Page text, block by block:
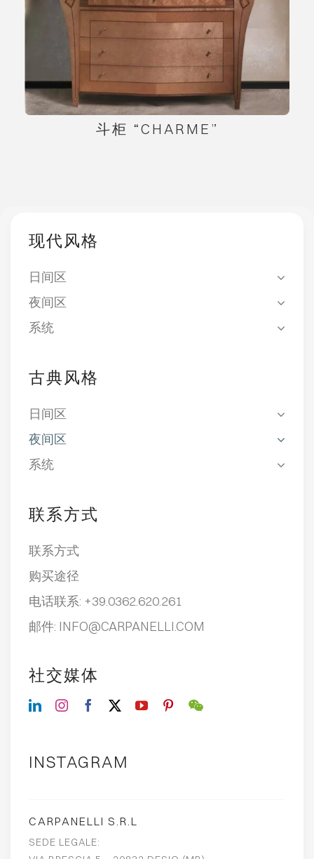
斗柜 “CHARME”
现代风格
日间区
夜间区
系统
古典风格
日间区
夜间区
系统
联系方式
联系方式
购买途径
电话联系: +39.0362.620.261
邮件: INFO@CARPANELLI.COM
社交媒体
INSTAGRAM
CARPANELLI S.R.L
SEDE LEGALE: